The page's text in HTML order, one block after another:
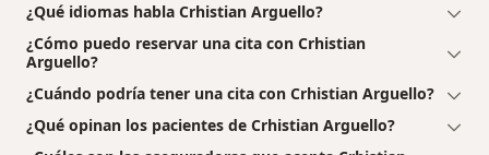
¿Qué idiomas habla Crhistian Arguello?
¿Cómo puedo reservar una cita con Crhistian
Arguello?
¿Cuándo podría tener una cita con Crhistian Arguello?
¿Qué opinan los pacientes de Crhistian Arguello?